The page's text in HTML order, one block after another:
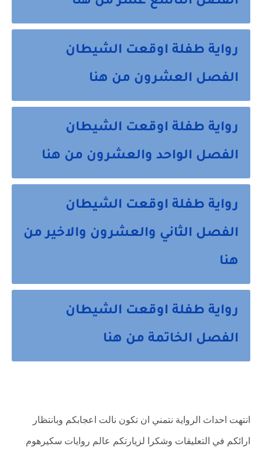
رواية طفلة اوقعت الشيطان
الفصل العشرون من هنا
رواية طفلة اوقعت الشيطان
الفصل الواحد والعشرون من هنا
رواية طفلة اوقعت الشيطان
الفصل الثاني والعشرون والاخير من
هنا
رواية طفلة اوقعت الشيطان
الفصل الخاتمة من هنا
انتهت احداث الرواية نتمني ان تكون نالت اعجابكم وبانتظار
ارائكم في التعليقات وشكرا لزيارتكم عالم روايات سكيرهوم